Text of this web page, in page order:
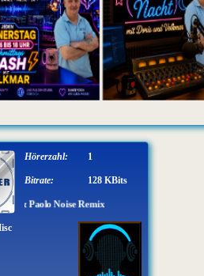
& Paolo Noise Remix
Hörerzahl: 1
Bitrate: 128 KBits